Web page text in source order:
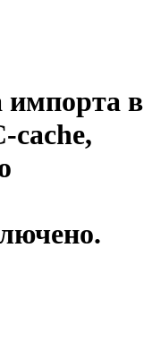
импорта в
cache,